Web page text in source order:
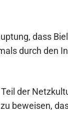
dass
durch den
der
beweisen,